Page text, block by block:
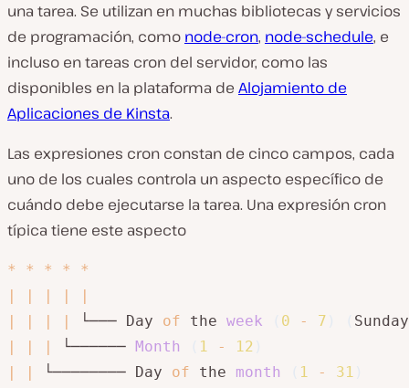
una tarea. Se utilizan en muchas bibliotecas y servicios
de programación, como node-cron, node-schedule, e
incluso en tareas cron del servidor, como las
disponibles en la plataforma de Alojamiento de
Aplicaciones de Kinsta.
Las expresiones cron constan de cinco campos, cada
uno de los cuales controla un aspecto específico de
cuándo debe ejecutarse la tarea. Una expresión cron
típica tiene este aspecto
* * * *
*
|
| | |
|
|
| | | └─── Day of the week 0 - 7
|
| | └────── Month 1 - 12
|
| └──────── Day of the month 1 - 31